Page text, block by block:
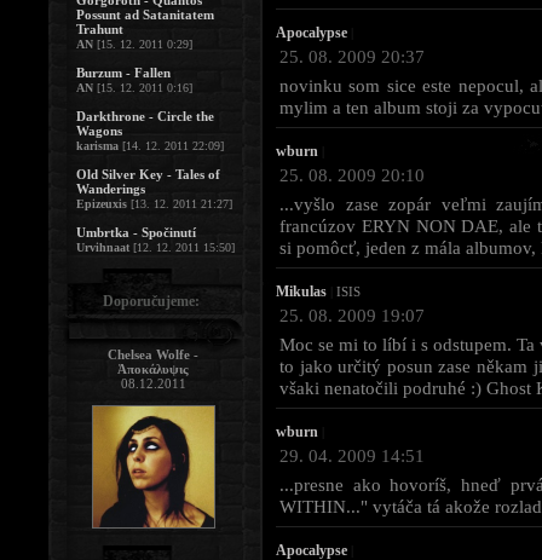
Apocalypse
25. 08. 2009 20:37
novinku som sice este nepocul,
mylim a ten album stoji za
wburn
25. 08. 2009 20:10
...vyšlo zase zopár veľmi
francúzov ERYN NON DAE, ale
si pomôcť, jeden z mála
Mikulas ISIS
25. 08. 2009 19:07
Moc se mi to líbí i s odstupem.
to jako určitý posun zase někam
všaki nenatočili podruhé :) Ghost
wburn
29. 04. 2009 14:51
...presne ako hovoríš, hneď
WITHIN..." vytáča tá akože
Apocalypse
Possunt ad Satanitatem
Trahunt
AN [15. 12. 2011 0:29]
Burzum - Fallen
AN [15. 12. 2011 0:16]
Darkthrone - Circle the
Wagons
karisma [14. 12. 2011 22:09]
Old Silver Key - Tales of
Wanderings
Epizeuxis [13. 12. 2011 21:27]
Umbrtka - Spočinutí
Urvihnaat [12. 12. 2011 15:50]
Doporučujeme:
Chelsea Wolfe -
Ἀποκάλυψις
08.12.2011